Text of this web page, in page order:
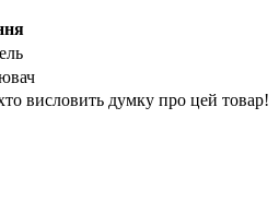
висловить думку про цей товар!